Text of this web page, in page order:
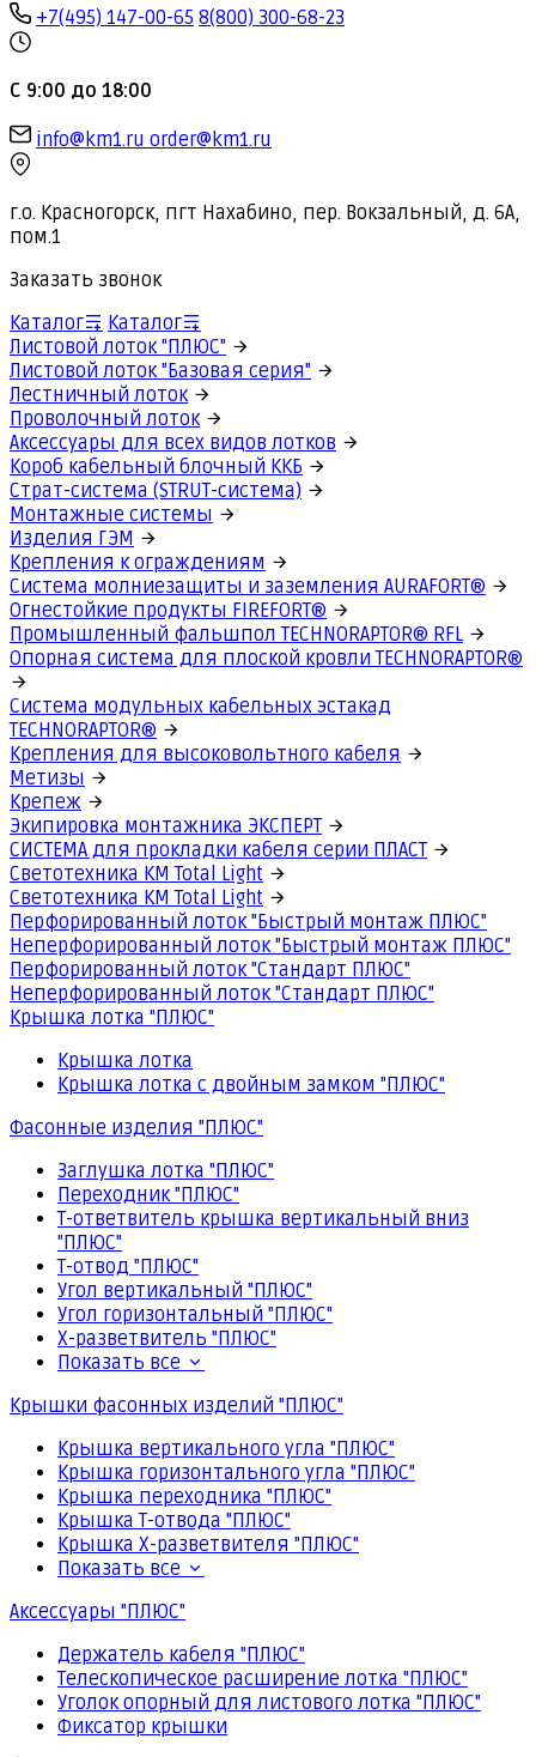
+7(495) 147-00-65 8(800) 300-68-23
С 9:00 до 18:00
info@km1.ru order@km1.ru
г.о. Красногорск, пгт Нахабино, пер. Вокзальный, д. 6А,
пом.1
Заказать звонок
Каталог
Каталог
Листовой лоток "ПЛЮС"
Листовой лоток "Базовая серия"
Лестничный лоток
Проволочный лоток
Аксессуары для всех видов лотков
Короб кабельный блочный ККБ
Страт-система (STRUT-система)
Монтажные системы
Изделия ГЭМ
Крепления к ограждениям
Система молниезащиты и заземления AURAFORT®
Огнестойкие продукты FIREFORT®
Промышленный фальшпол TECHNORAPTOR® RFL
Опорная система для плоской кровли TECHNORAPTOR®
Система модульных кабельных эстакад
TECHNORAPTOR®
Крепления для высоковольтного кабеля
Метизы
Крепеж
Экипировка монтажника ЭКСПЕРТ
СИСТЕМА для прокладки кабеля серии ПЛАСТ
Светотехника КМ Total Light
Светотехника КМ Total Light
Перфорированный лоток "Быстрый монтаж ПЛЮС"
Неперфорированный лоток "Быстрый монтаж ПЛЮС"
Перфорированный лоток "Стандарт ПЛЮС"
Неперфорированный лоток "Стандарт ПЛЮС"
Крышка лотка "ПЛЮС"
Крышка лотка
Крышка лотка с двойным замком "ПЛЮС"
Фасонные изделия "ПЛЮС"
Заглушка лотка "ПЛЮС"
Переходник "ПЛЮС"
Т-ответвитель крышка вертикальный вниз
"ПЛЮС"
Т-отвод "ПЛЮС"
Угол вертикальный "ПЛЮС"
Угол горизонтальный "ПЛЮС"
Х-разветвитель "ПЛЮС"
Показать все
Крышки фасонных изделий "ПЛЮС"
Крышка вертикального угла "ПЛЮС"
Крышка горизонтального угла "ПЛЮС"
Крышка переходника "ПЛЮС"
Крышка Т-отвода "ПЛЮС"
Крышка Х-разветвителя "ПЛЮС"
Показать все
Аксессуары "ПЛЮС"
Держатель кабеля "ПЛЮС"
Телескопическое расширение лотка "ПЛЮС"
Уголок опорный для листового лотка "ПЛЮС"
Фиксатор крышки